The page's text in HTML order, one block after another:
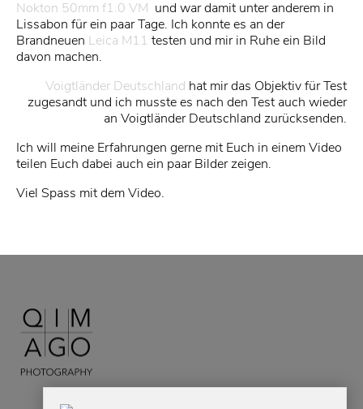
Nokton 50mm f1.0 VM und war damit unter anderem in
Lissabon für ein paar Tage. Ich konnte es an der
Brandneuen Leica M11 testen und mir in Ruhe ein Bild
davon machen.
Voigtländer Deutschland hat mir das Objektiv für Test
zugesandt und ich musste es nach den Test auch wieder
an Voigtländer Deutschland zurücksenden.
Ich will meine Erfahrungen gerne mit Euch in einem Video
teilen Euch dabei auch ein paar Bilder zeigen.
Viel Spass mit dem Video.